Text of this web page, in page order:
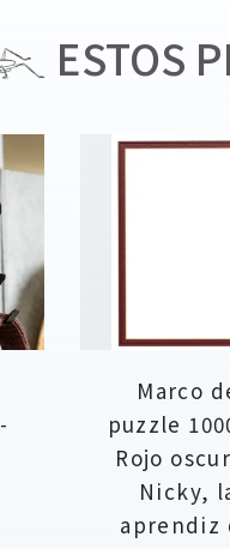
ESTOS
Marco
puzzle
Rojo
Nicky,
aprendiz